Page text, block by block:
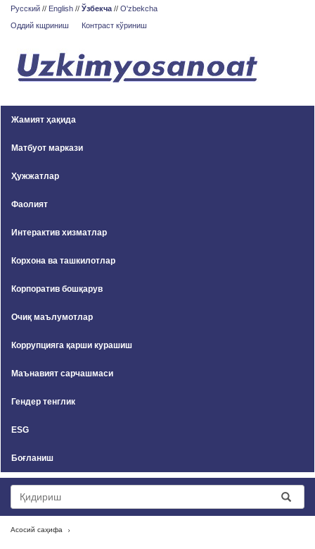
Русский // English // Ўзбекча // O'zbekcha
Оддий кщриниш
Контраст кўриниш
Жамият ҳақида
Матбуот маркази
Ҳужжатлар
Фаолият
Интерактив хизматлар
Корхона ва ташкилотлар
Корпоратив бошқарув
Очиқ маълумотлар
Коррупцияга қарши курашиш
Маънавият сарчашмаси
Гендер тенглик
ESG
Боғланиш
Асосий саҳифа